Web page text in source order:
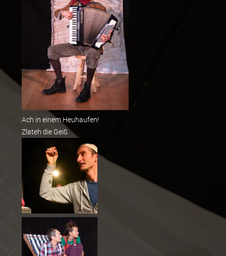
Ach in einem Heuhaufen!
Zlateh die Geiß